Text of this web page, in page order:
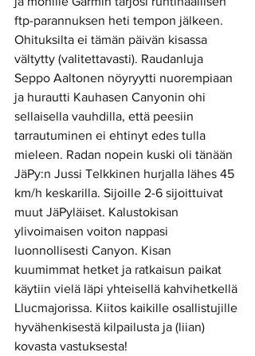
ftp-parannuksen heti tempon jälkeen.
Ohituksilta ei tämän päivän kisassa
vältytty (valitettavasti). Raudanluja
Seppo Aaltonen nöyryytti nuorempiaan
ja hurautti Kauhasen Canyonin ohi
sellaisella vauhdilla, että peesiin
tarrautuminen ei ehtinyt edes tulla
mieleen. Radan nopein kuski oli tänään
JäPy:n Jussi Telkkinen hurjalla lähes 45
km/h keskarilla. Sijoille 2-6 sijoittuivat
muut JäPyläiset. Kalustokisan
ylivoimaisen voiton nappasi
luonnollisesti Canyon. Kisan
kuumimmat hetket ja ratkaisun paikat
käytiin vielä läpi yhteisellä kahvihetkellä
Llucmajorissa. Kiitos kaikille osallistujille
hyvähenkisestä kilpailusta ja (liian)
kovasta vastuksesta!